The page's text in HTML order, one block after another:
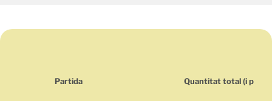
Partida Quantitat total(i per